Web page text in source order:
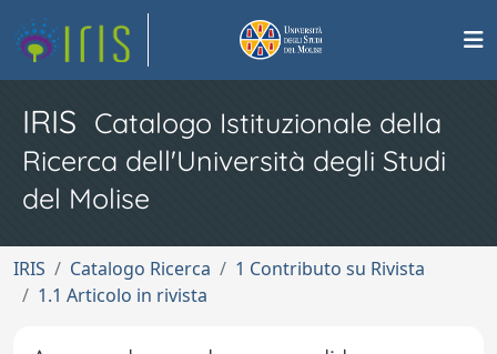
IRIS Catalogo Istituzionale della
Ricerca dell'Università degli Studi
del Molise
IRIS Catalogo Ricerca
1 Contributo su Rivista
1.1 Articolo in rivista